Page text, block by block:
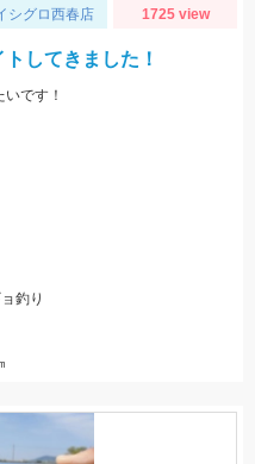
シグロ西春店 1725 view
してきました！
です！
釣り